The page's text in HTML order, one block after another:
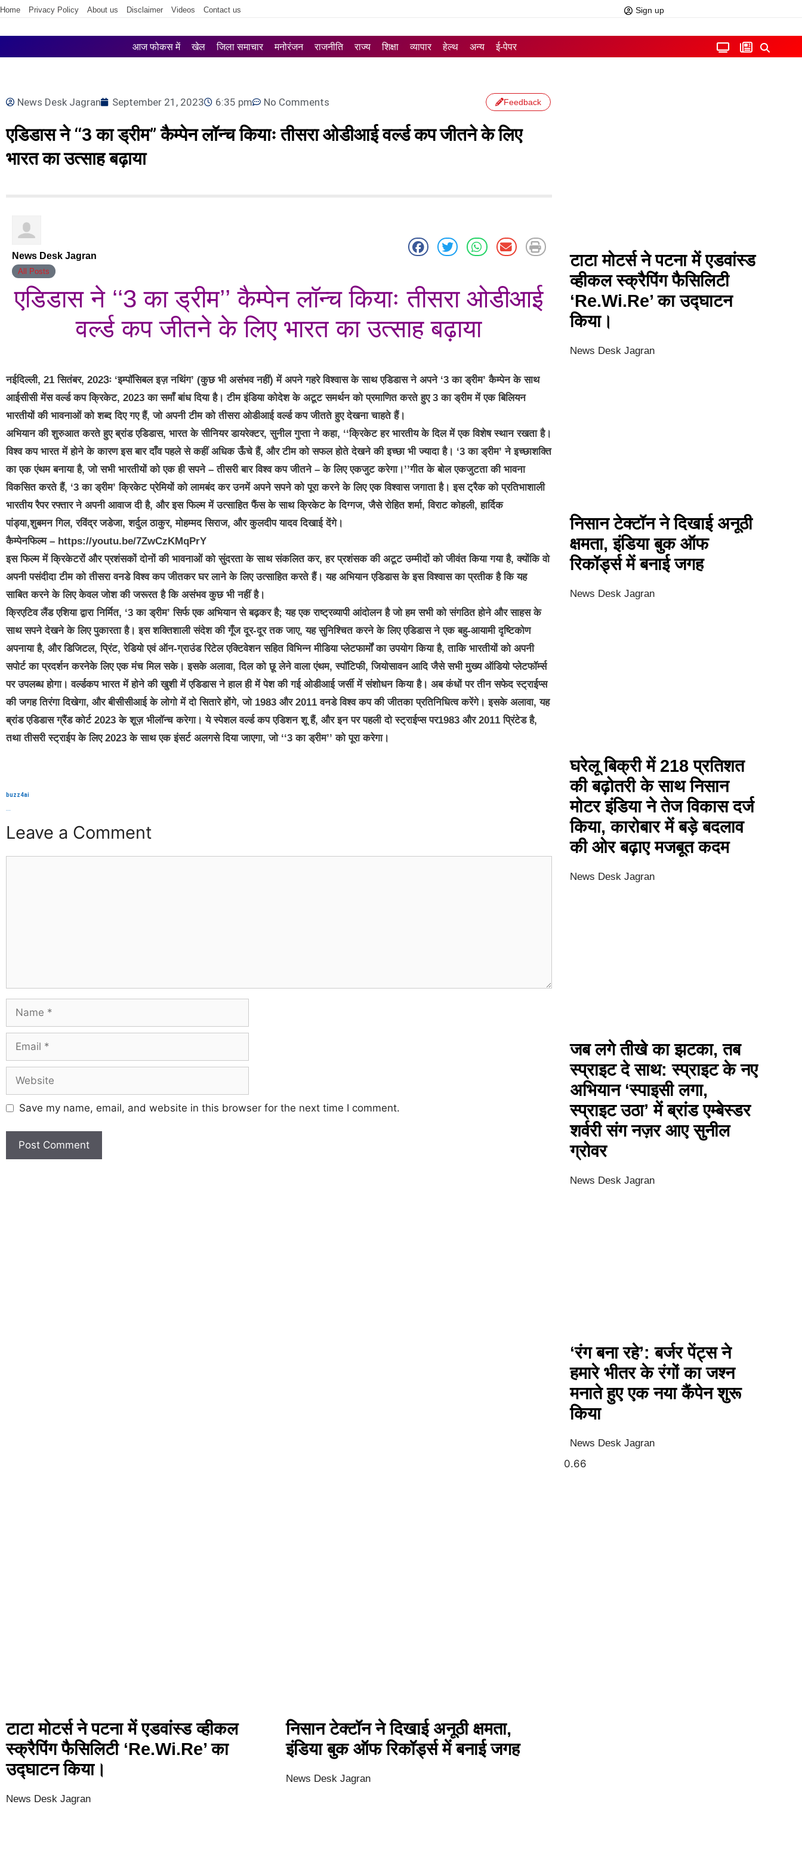
Home Privacy Policy About us Disclaimer Videos Contact us Sign up
आज फोकस में खेल जिला समाचार मनोरंजन राजनीति राज्य शिक्षा व्यापार हेल्थ अन्य ई-पेपर
News Desk Jagran September 21, 2023 6:35 pm No Comments Feedback
एडिडास ने ‘‘3 का ड्रीम’’ कैम्पेन लॉन्च कियाः तीसरा ओडीआई वर्ल्ड कप जीतने के लिए
भारत का उत्साह बढ़ाया
News Desk Jagran
All Posts
एडिडास ने ‘‘3 का ड्रीम’’ कैम्पेन लॉन्च कियाः तीसरा ओडीआई
वर्ल्ड कप जीतने के लिए भारत का उत्साह बढ़ाया
नईदिल्ली, 21 सितंबर, 2023ः ‘इम्पॉसिबल इज़ नथिंग’ (कुछ भी असंभव नहीं) में अपने गहरे विश्वास के साथ एडिडास ने अपने ‘3 का ड्रीम’ कैम्पेन के साथ
आईसीसी मेंस वर्ल्ड कप क्रिकेट, 2023 का समाँ बांध दिया है। टीम इंडिया कोदेश के अटूट समर्थन को प्रमाणित करते हुए 3 का ड्रीम में एक बिलियन
भारतीयों की भावनाओं को शब्द दिए गए हैं, जो अपनी टीम को तीसरा ओडीआई वर्ल्ड कप जीतते हुए देखना चाहते हैं।
अभियान की शुरुआत करते हुए ब्रांड एडिडास, भारत के सीनियर डायरेक्टर, सुनील गुप्ता ने कहा, ‘‘क्रिकेट हर भारतीय के दिल में एक विशेष स्थान रखता है।
विश्व कप भारत में होने के कारण इस बार दाँव पहले से कहीं अधिक ऊँचे हैं, और टीम को सफल होते देखने की इच्छा भी ज्यादा है। ‘3 का ड्रीम’ ने इच्छाशक्ति
का एक एंथम बनाया है, जो सभी भारतीयों को एक ही सपने – तीसरी बार विश्व कप जीतने – के लिए एकजुट करेगा।’’गीत के बोल एकजुटता की भावना
विकसित करते हैं, ‘3 का ड्रीम’ क्रिकेट प्रेमियों को लामबंद कर उनमें अपने सपने को पूरा करने के लिए एक विश्वास जगाता है। इस ट्रैक को प्रतिभाशाली
भारतीय रैपर रफ्तार ने अपनी आवाज दी है, और इस फिल्म में उत्साहित फैंस के साथ क्रिकेट के दिग्गज, जैसे रोहित शर्मा, विराट कोहली, हार्दिक
पांड्या,शुबमन गिल, रविंद्र जडेजा, शर्दुल ठाकुर, मोहम्मद सिराज, और कुलदीप यादव दिखाई देंगे।
कैम्पेनफिल्म – https://youtu.be/7ZwCzKMqPrY
इस फिल्म में क्रिकेटरों और प्रशंसकों दोनों की भावनाओं को सुंदरता के साथ संकलित कर, हर प्रशंसक की अटूट उम्मीदों को जीवंत किया गया है, क्योंकि वो
अपनी पसंदीदा टीम को तीसरा वनडे विश्व कप जीतकर घर लाने के लिए उत्साहित करते हैं। यह अभियान एडिडास के इस विश्वास का प्रतीक है कि यह
साबित करने के लिए केवल जोश की जरूरत है कि असंभव कुछ भी नहीं है।
क्रिएटिव लैंड एशिया द्वारा निर्मित, ‘3 का ड्रीम’ सिर्फ एक अभियान से बढ़कर है; यह एक राष्ट्रव्यापी आंदोलन है जो हम सभी को संगठित होने और साहस के
साथ सपने देखने के लिए पुकारता है। इस शक्तिशाली संदेश की गूँज दूर-दूर तक जाए, यह सुनिश्चित करने के लिए एडिडास ने एक बहु-आयामी दृष्टिकोण
अपनाया है, और डिजिटल, प्रिंट, रेडियो एवं ऑन-ग्राउंड रिटेल एक्टिवेशन सहित विभिन्न मीडिया प्लेटफार्मों का उपयोग किया है, ताकि भारतीयों को अपनी
सपोर्ट का प्रदर्शन करनेके लिए एक मंच मिल सके। इसके अलावा, दिल को छू लेने वाला एंथम, स्पॉटिफी, जियोसावन आदि जैसे सभी मुख्य ऑडियो प्लेटफॉर्म्स
पर उपलब्ध होगा। वर्ल्डकप भारत में होने की खुशी में एडिडास ने हाल ही में पेश की गई ओडीआई जर्सी में संशोधन किया है। अब कंधों पर तीन सफेद स्ट्राईप्स
की जगह तिरंगा दिखेगा, और बीसीसीआई के लोगो में दो सितारे होंगे, जो 1983 और 2011 वनडे विश्व कप की जीतका प्रतिनिधित्व करेंगे। इसके अलावा, यह
ब्रांड एडिडास ग्रैंड कोर्ट 2023 के शूज़ भीलॉन्च करेगा। ये स्पेशल वर्ल्ड कप एडिशन शू हैं, और इन पर पहली दो स्ट्राईप्स पर1983 और 2011 प्रिंटेड है,
तथा तीसरी स्ट्राईप के लिए 2023 के साथ एक इंसर्ट अलगसे दिया जाएगा, जो ‘‘3 का ड्रीम’’ को पूरा करेगा।
buzz4ai
Leave a Comment
Save my name, email, and website in this browser for the next time I comment.
टाटा मोटर्स ने पटना में एडवांस्ड
व्हीकल स्क्रैपिंग फैसिलिटी
‘Re.Wi.Re’ का उद्घाटन
किया।
News Desk Jagran
निसान टेक्टॉन ने दिखाई अनूठी
क्षमता, इंडिया बुक ऑफ
रिकॉर्ड्स में बनाई जगह
News Desk Jagran
घरेलू बिक्री में 218 प्रतिशत
की बढ़ोतरी के साथ निसान
मोटर इंडिया ने तेज विकास दर्ज
किया, कारोबार में बड़े बदलाव
की ओर बढ़ाए मजबूत कदम
News Desk Jagran
जब लगे तीखे का झटका, तब
स्प्राइट दे साथ: स्प्राइट के नए
अभियान ‘स्पाइसी लगा,
स्प्राइट उठा’ में ब्रांड एम्बेस्डर
शर्वरी संग नज़र आए सुनील
ग्रोवर
News Desk Jagran
‘रंग बना रहे’: बर्जर पेंट्स ने
हमारे भीतर के रंगों का जश्न
मनाते हुए एक नया कैंपेन शुरू
किया
News Desk Jagran
टाटा मोटर्स ने पटना में एडवांस्ड व्हीकल
स्क्रैपिंग फैसिलिटी ‘Re.Wi.Re’ का
उद्घाटन किया।
News Desk Jagran
निसान टेक्टॉन ने दिखाई अनूठी क्षमता,
इंडिया बुक ऑफ रिकॉर्ड्स में बनाई जगह
News Desk Jagran